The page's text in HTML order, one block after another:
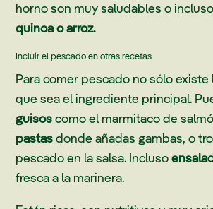
horno son muy saludables o
quinoa o arroz.
Incluir el pescado en otras recetas
Para comer pescado no sólo existe
que sea el ingrediente principal.
guisoscomo el marmitaco de
pastasdonde añadas gambas, o
pescado en la salsa. Incluso
fresca a la marinera.